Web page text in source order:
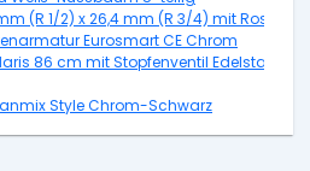
(R 1/2) x 26,4 mm (R 3/4) mit Rosette
Eurosmart CE Chrom
86 cm mit Stopfenventil Edelstahl
Style Chrom-Schwarz